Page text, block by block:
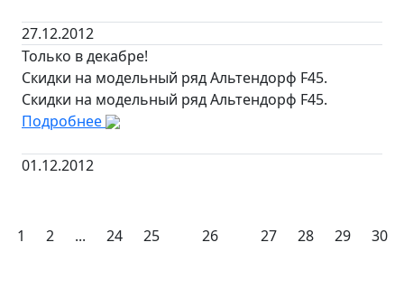
27.12.2012
Только в декабре!
Скидки на модельный ряд Альтендорф F45.
Скидки на модельный ряд Альтендорф F45.
Подробнее
01.12.2012
1 2 ... 24 25 26 27 28 29 30